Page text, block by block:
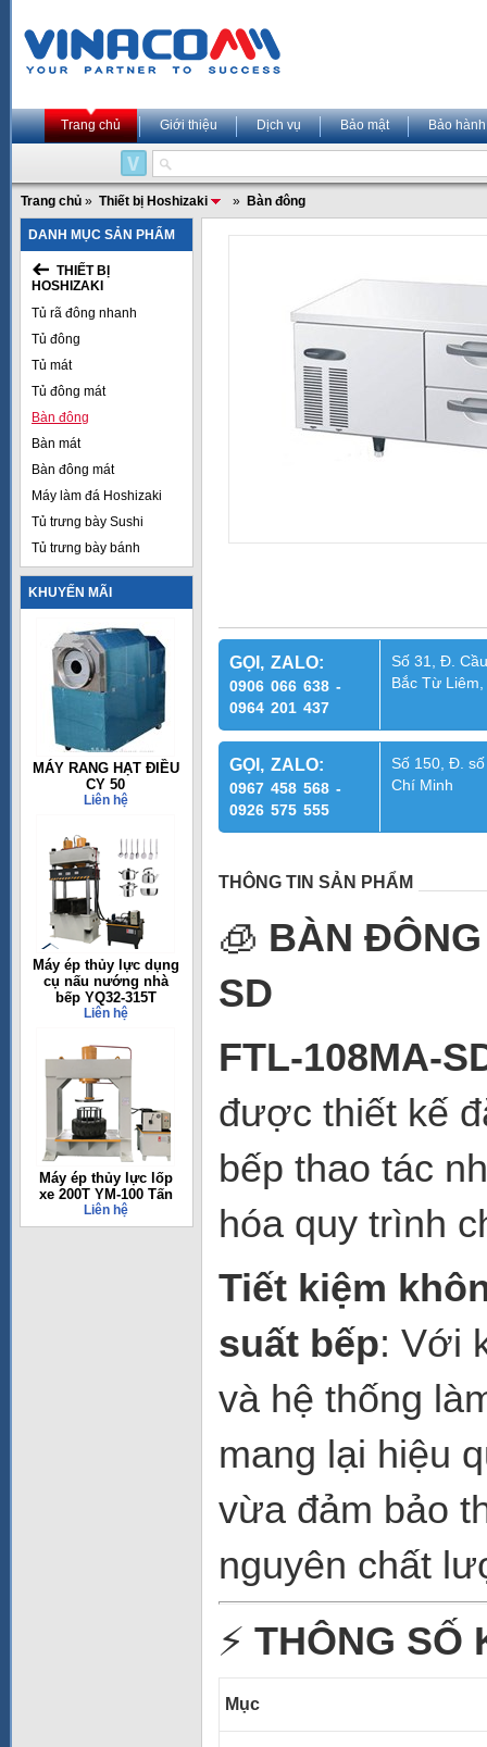
Trang chủ Giới thiệu Dịch vụ Bảo mật Bảo hành
Trang chủ » Thiết bị Hoshizaki » Bàn đông
DANH MỤC SẢN PHẨM
THIẾT BỊ
HOSHIZAKI
Tủ rã đông nhanh
Tủ đông
Tủ mát
Tủ đông mát
Bàn đông
Bàn mát
Bàn đông mát
Máy làm đá Hoshizaki
Tủ trưng bày Sushi
Tủ trưng bày bánh
KHUYẾN MÃI
MÁY RANG HẠT ĐIỀU
CY 50
Liên hệ
Máy ép thủy lực dụng
cụ nấu nướng nhà
bếp YQ32-315T
Liên hệ
Máy ép thủy lực lốp
xe 200T YM-100 Tấn
Liên hệ
GỌI, ZALO:
0906 066 638 -
0964 201 437
Số 31, Đ.
Bắc Từ
GỌI, ZALO:
0967 458 568 -
0926 575 555
Số 150, Đ.
Chí Minh
THÔNG TIN SẢN PHẨM
🧊 BÀN
SD
FTL-108MA-
được thiết kế
bếp thao tác
hóa quy trình
Tiết kiệm
suất bếp: Với
và hệ thống
mang lại hiệu
vừa đảm bảo
nguyên chất
⚡ THÔNG SỐ
Mục